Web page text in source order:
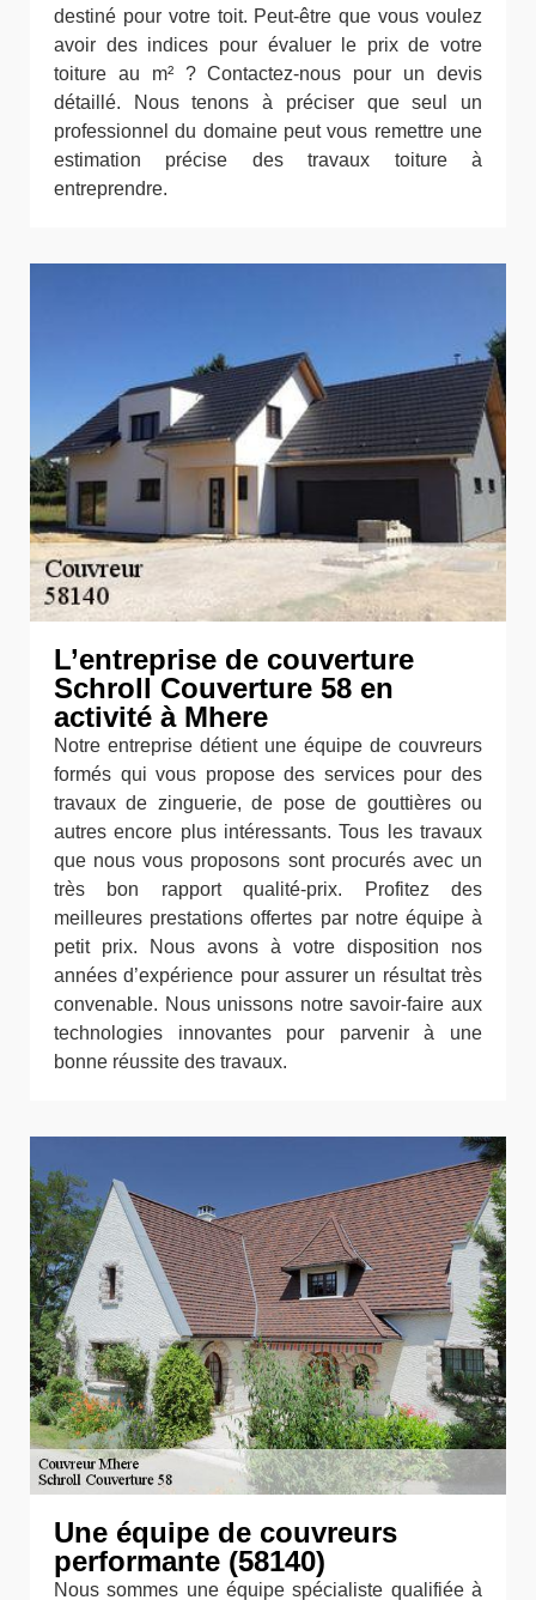
destiné pour votre toit. Peut-être que vous voulez
avoir des indices pour évaluer le prix de votre
toiture au m² ? Contactez-nous pour un devis
détaillé. Nous tenons à préciser que seul un
professionnel du domaine peut vous remettre une
estimation précise des travaux toiture à
entreprendre.
L’entreprise de couverture
Schroll Couverture 58 en
activité à Mhere
Notre entreprise détient une équipe de couvreurs
formés qui vous propose des services pour des
travaux de zinguerie, de pose de gouttières ou
autres encore plus intéressants. Tous les travaux
que nous vous proposons sont procurés avec un
très bon rapport qualité-prix. Profitez des
meilleures prestations offertes par notre équipe à
petit prix. Nous avons à votre disposition nos
années d’expérience pour assurer un résultat très
convenable. Nous unissons notre savoir-faire aux
technologies innovantes pour parvenir à une
bonne réussite des travaux.
Une équipe de couvreurs
performante (58140)
Nous sommes une équipe spécialiste qualifiée à